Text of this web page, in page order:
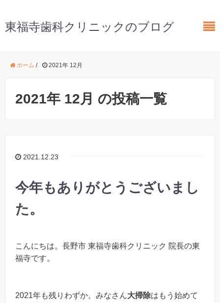
東福寺歯科クリニックのブログ
ホーム / 2021年 12月
2021年 12月 の投稿一覧
2021.12.23
今年もありがとうございまし
た。
こんにちは。長野市 東福寺歯科クリニック 院長の東
福寺です。
2021年も残りわずか。みなさん大掃除はもう始めて